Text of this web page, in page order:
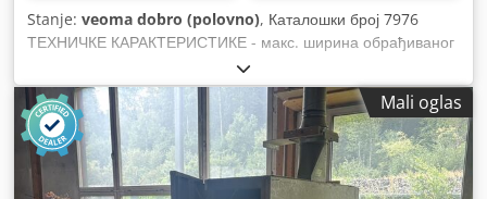
radionice i odlikuje se robusnim industrijskim kvalitetom.
Pregled i probni rad su mogući uz prethodnu najavu.
Transport je moguć uz doplatu! Mašina će biti proverena
pre prodaje. Kod korišćenih mašina proizvedenih 2009.
godine ili ranije, garancija se isključuje pri prodaji
komercijalnim kupcima. Tehnički podaci i oprema mogu se
razlikovati. Greške, prodaja pre zaključenja i izmene su
mogući. Sve informacije bez garancije.
Stanje: veoma dobro (polovno), Каталошки број 7976
ТЕХНИЧКЕ КАРАКТЕРИСТИКЕ - макс. ширина обрађиваног
елемента: 1100 мм - макс. висина обрађиваног елемента:
160 мм Dsdpfszhvymsx Al Ieck 2 агрегата: 1) Гумен ваљак
са жљебовима за калибрацију 2) Пнеуматска папучица + 2
метална ваљка – одозго: - 2 клизна метална ваљка -
притисна летва - агрегат - 2 клизна метална ваљка -
агрегат - 2 клизна метална ваљка - четка за чишћење –
Mali oglas